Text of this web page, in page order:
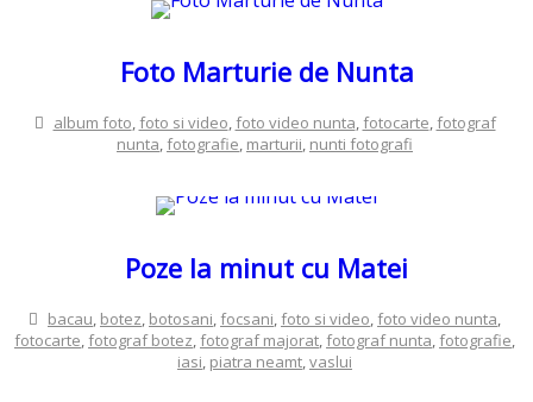
Foto Marturie de Nunta
album foto,foto si video,foto video nunta,fotocarte,fotograf
nunta,fotografie, marturii, nunti fotografi
Poze la minut cu Matei
bacau, botez, botosani,focsani,foto si video,foto video nunta,
fotocarte,fotograf botez,fotograf majorat,fotograf nunta,fotografie,
iasi, piatra neamt,vaslui